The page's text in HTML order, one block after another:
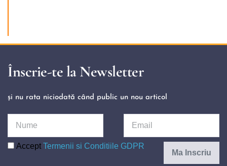
Înscrie-te la Newsletter
și nu rata niciodată când public un nou articol
Accept Termenii si Conditiile GDPR